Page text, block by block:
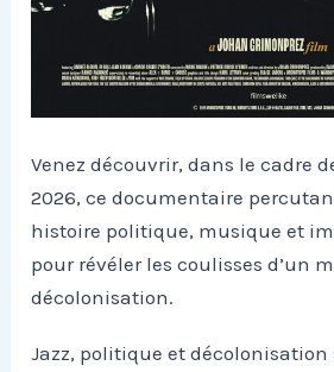
Venez découvrir, dans le cadre
2026, ce documentaire
histoire politique, musique et
pour révéler les coulisses d’un
décolonisation.
Jazz, politique et décolonisation